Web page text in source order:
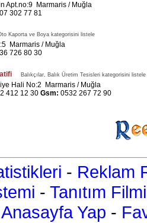
Apt.no:9 Marmaris / Muğla
302 77 81
Kaporta ve Boya kategorisini listele
Marmaris / Muğla
726 80 30
Balıkçılar, Balık Üretim Tesisleri kategorisini listele
Hali No:2 Marmaris / Muğla
412 12 30 Gsm: 0532 267 72 90
- Reklam
- Tanıtım Filmi
Anasayfa Yap -